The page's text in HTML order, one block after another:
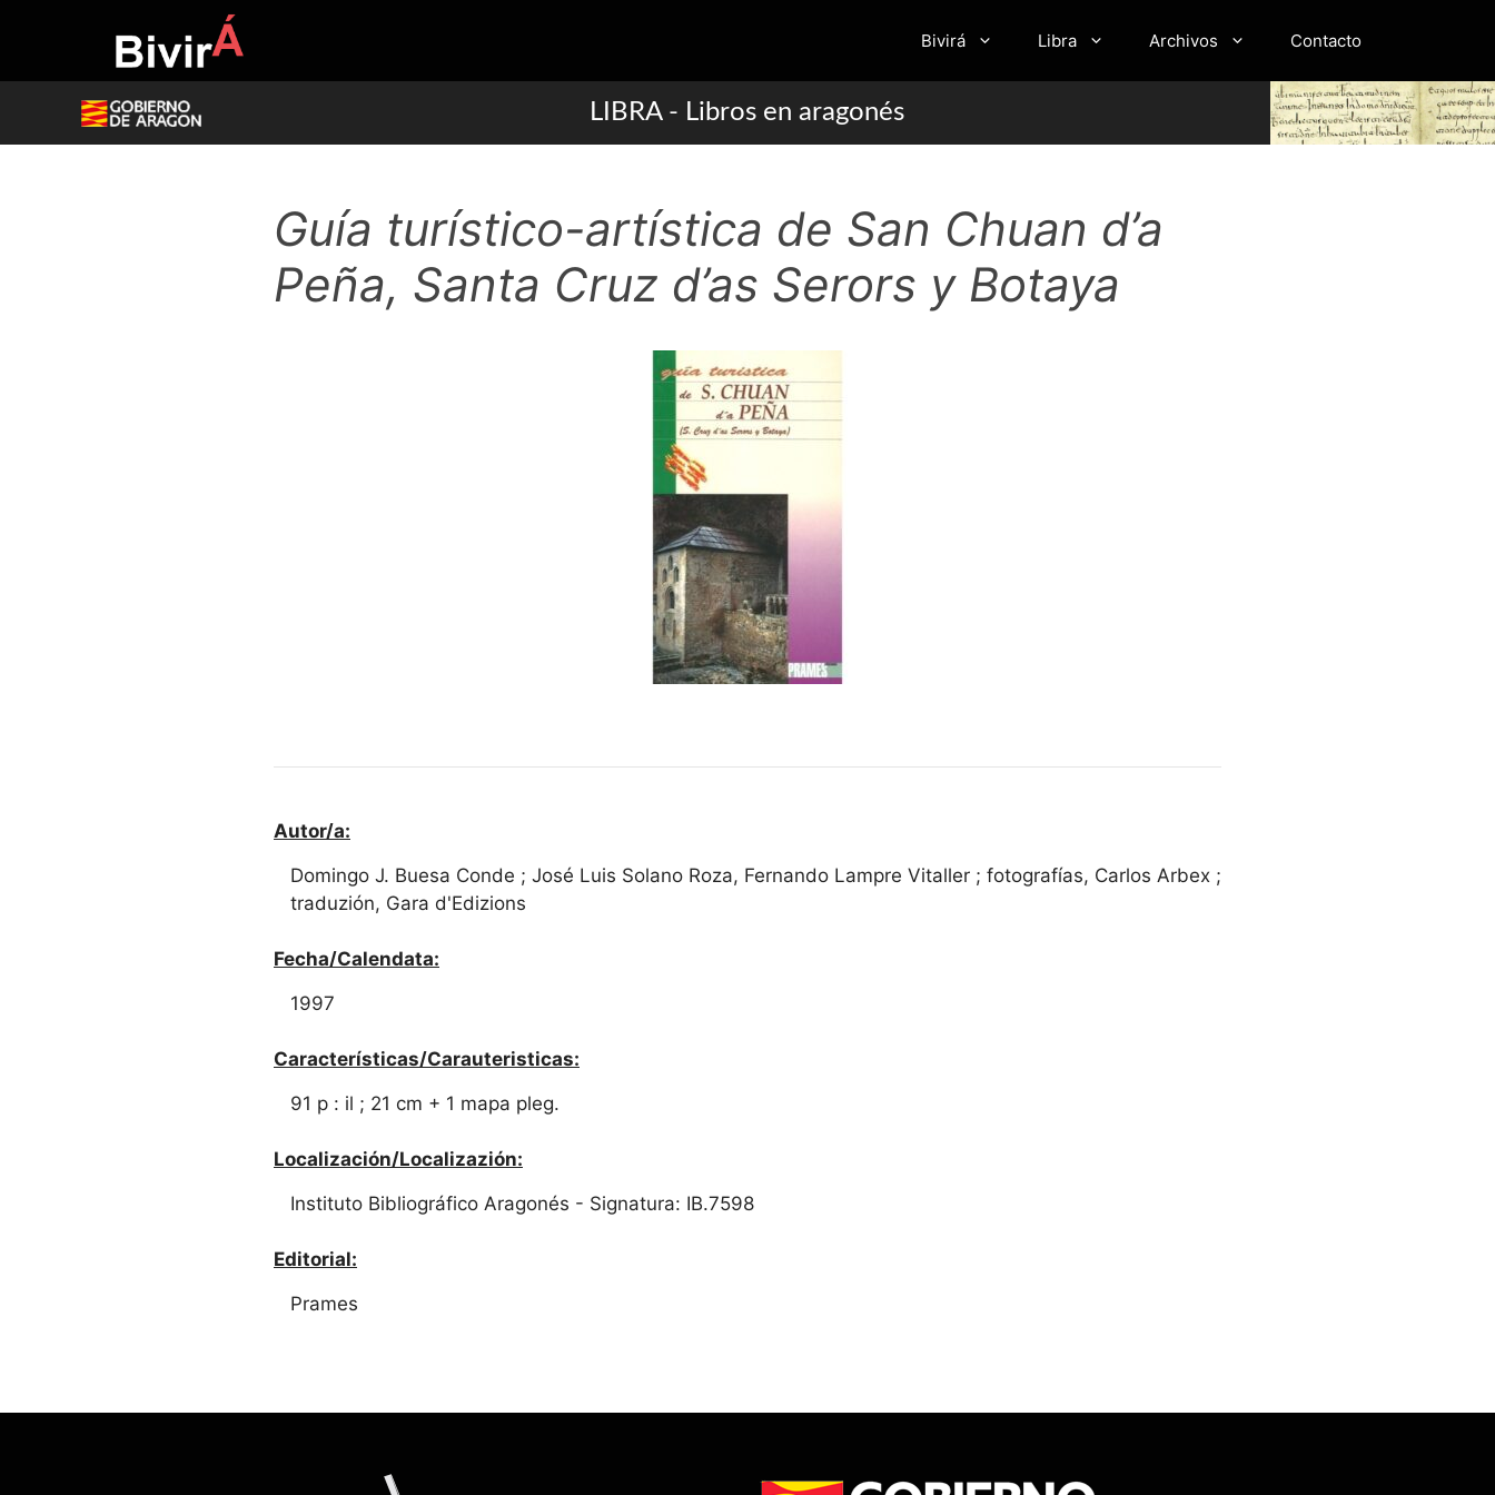
Bivirá Libra Archivos Contacto
LIBRA - Libros en aragonés
Guía turístico-artística de San Chuan d’a
Peña, Santa Cruz d’as Serors y Botaya
Autor/a:
Domingo J. Buesa Conde ; José Luis Solano Roza, Fernando Lampre Vitaller ; fotografías, Carlos Arbex ;
traduzión, Gara d'Edizions
Fecha/Calendata:
1997
Características/Carauteristicas:
91 p : il ; 21 cm + 1 mapa pleg.
Localización/Localizazión:
Instituto Bibliográfico Aragonés - Signatura: IB.7598
Editorial:
Prames